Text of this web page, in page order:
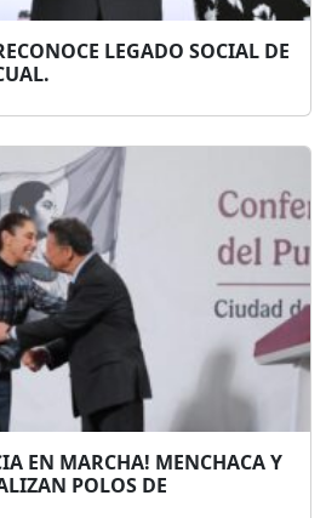
LEGADO SOCIAL DE
EN MARCHA! MENCHACA Y
POLOS DE